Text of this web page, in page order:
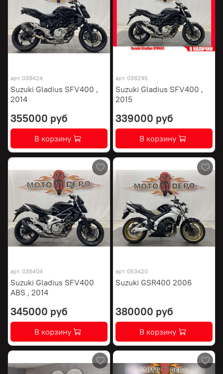
арт. 038424
Suzuki Gladius SFV400 ,
2014
355000 руб
В корзину
арт. 038295
Suzuki Gladius SFV400 ,
2015
339000 руб
В корзину
арт. 038404
Suzuki Gladius SFV400
ABS , 2014
345000 руб
В корзину
арт. 053420
Suzuki GSR400 2006
380000 руб
В корзину